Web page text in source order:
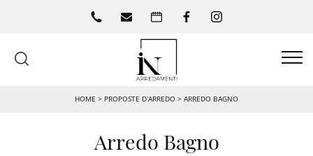
HOME > PROPOSTE D’ARREDO > ARREDO BAGNO
Arredo Bagno